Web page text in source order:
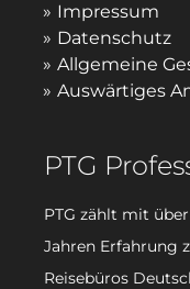
Impressum
Datenschutz
Allgemeine
Auswärtiges
PTG
PTG zählt mit
Jahren Erfahrung
Reisebüros